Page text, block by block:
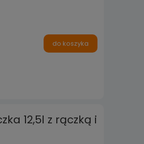
do koszyka
12,5l z rączką i